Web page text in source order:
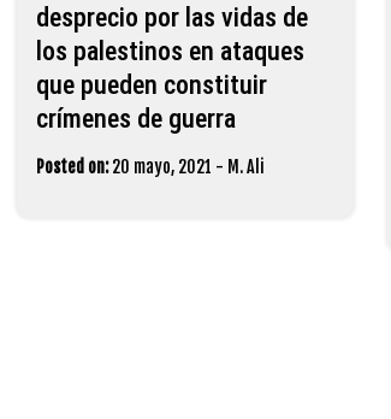
desprecio por las vidas de
los palestinos en ataques
que pueden constituir
crímenes de guerra
Posted on: 20 mayo, 2021 - M. Ali